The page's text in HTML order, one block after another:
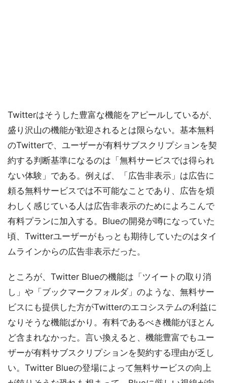
Twitterはそうした豊富な機能をアピールしているが、
盛り沢山の機能が歓迎されるとは限らない。基本無料
のTwitterで、ユーザーが有料サブスクリプションを契
約する判断基準になるのは「無料サービスでは得られ
ない体験」である。例えば、「広告非表示」は広告に
頼る無料サービスでは不可能なことであり、広告を煩
わしく感じている人は広告非表示のためによろこんで
有料プランに加入する。Blueの開発が噂になっていた
頃、Twitterユーザーがもっとも期待していたのはタイ
ムラインからの広告非表示だった。
ところが、Twitter Blueの機能は「ツイートの取り消
し」や「ブックマークフォルダ」のような、無料サー
ビスにも提供した方がTwitterのエコシステムの利益に
なりそうな機能ばかり。有料であるべき機能がほとん
ど含まれなかった。言い換えると、機能豊富でもユー
ザーが有料サブスクリプションを契約する理由が乏し
い。Twitter Blueの登場によって無料サービスの向上